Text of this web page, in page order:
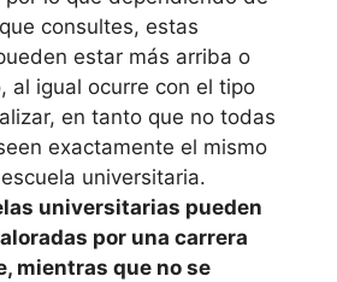
de
Fabra
Llull
consultes, estas
estar más arriba o
al igual ocurre con el tipo
en tanto que no todas
exactamente el mismo
universitaria.
universitarias pueden
por una carrera
mientras que no se